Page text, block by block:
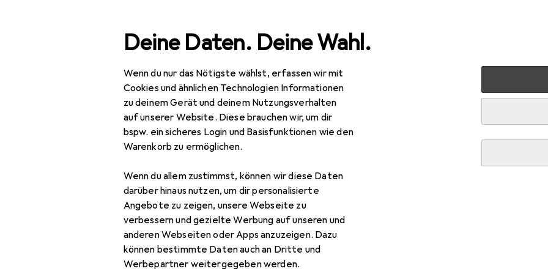
Deine Daten. Deine Wahl.
Wenn du nur das Nötigste wählst, erfassen wir mit
Cookies und ähnlichen Technologien Informationen
zu deinem Gerät und deinem Nutzungsverhalten
auf unserer Website. Diese brauchen wir, um dir
bspw. ein sicheres Login und Basisfunktionen wie den
Warenkorb zu ermöglichen.
Wenn du allem zustimmst, können wir diese Daten
darüber hinaus nutzen, um dir personalisierte
Angebote zu zeigen, unsere Webseite zu
verbessern und gezielte Werbung auf unseren und
anderen Webseiten oder Apps anzuzeigen. Dazu
können bestimmte Daten auch an Dritte und
Werbepartner weitergegeben werden.
Navigation nach Kategorien Gesamtsortiment Beauty + Gesundheit Sisley